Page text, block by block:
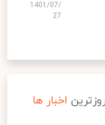
1401/07/
27
اخبار ها